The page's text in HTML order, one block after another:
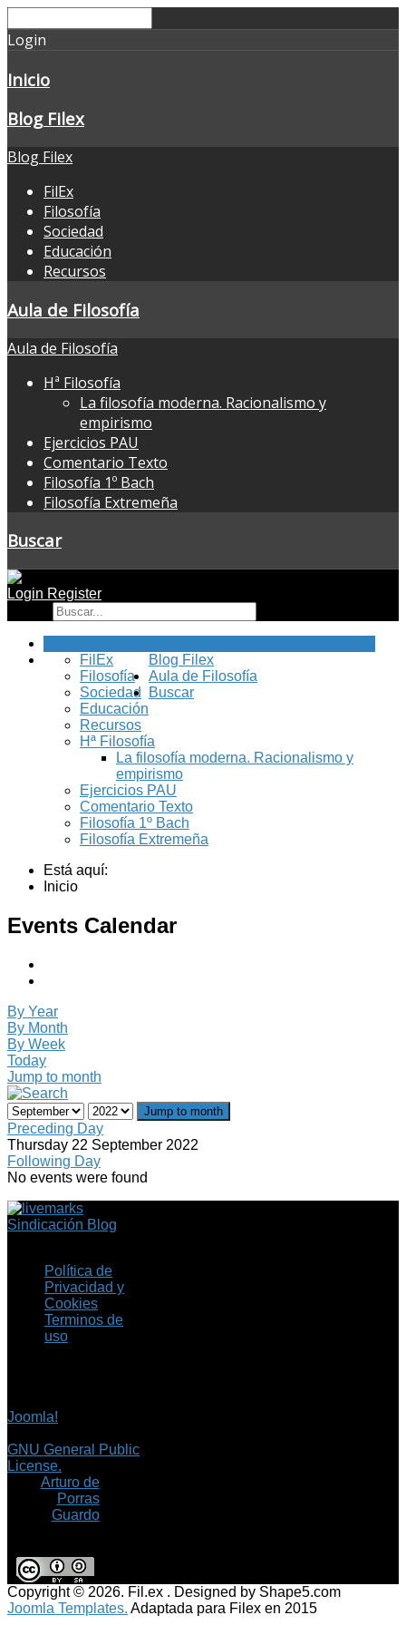
Login
Inicio
Blog Filex
Blog Filex
FilEx
Filosofía
Sociedad
Educación
Recursos
Aula de Filosofía
Aula de Filosofía
Hª Filosofía
La filosofía moderna. Racionalismo y
empirismo
Ejercicios PAU
Comentario Texto
Filosofía 1º Bach
Filosofía Extremeña
Buscar
Login Register
Blog Filex
FilEx
Filosofía
Sociedad
Educación
Recursos
Aula de Filosofía
Hª Filosofía
La filosofía moderna. Racionalismo y
empirismo
Ejercicios PAU
Comentario Texto
Filosofía 1º Bach
Filosofía Extremeña
Buscar
Está aquí:
Inicio
Events Calendar
By Year
By Month
By Week
Today
Jump to month
Jump to month
Preceding Day
Thursday 22 September 2022
Following Day
No events were found
Sindicación Blog
Política de
Privacidad y
Cookies
Terminos de
uso
Joomla!
GNU General Public
License.
Arturo de
Porras
Guardo
Copyright © 2026. Fil.ex . Designed by Shape5.com
Joomla Templates. Adaptada para Filex en 2015